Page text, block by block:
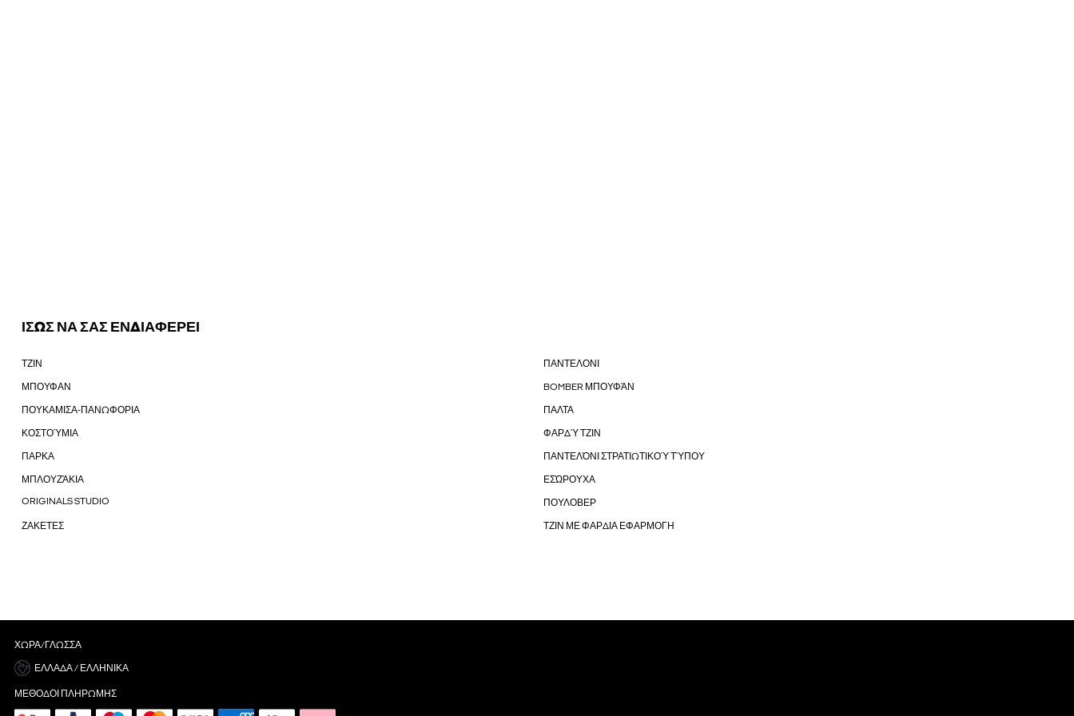
ΙΣΩΣ ΝΑ ΣΑΣ ΕΝΔΙΑΦΕΡΕΙ
ΤΖΙΝ ΠΑΝΤΕΛΟΝΙ
ΜΠΟΥΦΑΝ BOMBER ΜΠΟΥΦΆΝ
ΠΟΥΚΑΜΙΣΑ-ΠΑΝΩΦΟΡΙΑ ΠΑΛΤΑ
ΚΟΣΤΟΎΜΙΑ ΦΑΡΔΎ ΤΖΙΝ
ΠΑΡΚΑ ΠΑΝΤΕΛΌΝΙ ΣΤΡΑΤΙΩΤΙΚΟΎ ΤΎΠΟΥ
ΜΠΛΟΥΖΆΚΙΑ ΕΣΏΡΟΥΧΑ
ORIGINALS STUDIO ΠΟΥΛΟΒΕΡ
ΖΑΚΕΤΕΣ ΤΖΙΝ ΜΕ ΦΑΡΔΙΑ ΕΦΑΡΜΟΓΗ
ΧΏΡΑ/ΓΛΏΣΣΑ
ΕΛΛΆΔΑ / ΕΛΛΗΝΙΚΆ
ΜΈΘΟΔΟΙ ΠΛΗΡΩΜΉΣ